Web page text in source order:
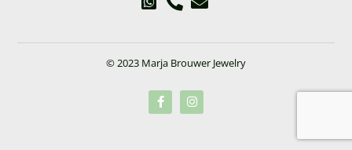
© 2023 Marja Brouwer Jewelry